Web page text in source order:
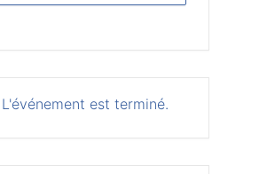
L'événement est terminé.